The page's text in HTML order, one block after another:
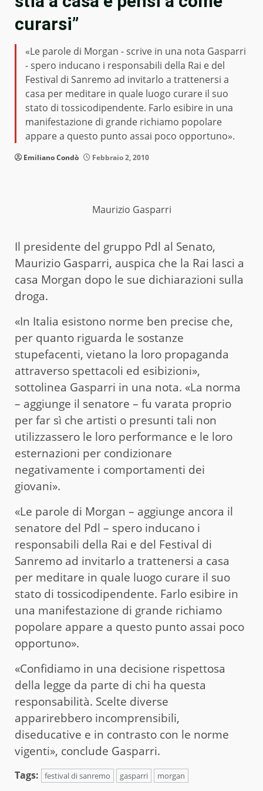
curarsi”
«Le parole di Morgan - scrive in una nota Gasparri
- spero inducano i responsabili della Rai e del
Festival di Sanremo ad invitarlo a trattenersi a
casa per meditare in quale luogo curare il suo
stato di tossicodipendente. Farlo esibire in una
manifestazione di grande richiamo popolare
appare a questo punto assai poco opportuno».
Emiliano Condò Febbraio 2, 2010
Maurizio Gasparri
Il presidente del gruppo Pdl al Senato,
Maurizio Gasparri, auspica che la Rai lasci a
casa Morgan dopo le sue dichiarazioni sulla
droga.
«In Italia esistono norme ben precise che,
per quanto riguarda le sostanze
stupefacenti, vietano la loro propaganda
attraverso spettacoli ed esibizioni»,
sottolinea Gasparri in una nota. «La norma
– aggiunge il senatore – fu varata proprio
per far sì che artisti o presunti tali non
utilizzassero le loro performance e le loro
esternazioni per condizionare
negativamente i comportamenti dei
giovani».
«Le parole di Morgan – aggiunge ancora il
senatore del Pdl – spero inducano i
responsabili della Rai e del Festival di
Sanremo ad invitarlo a trattenersi a casa
per meditare in quale luogo curare il suo
stato di tossicodipendente. Farlo esibire in
una manifestazione di grande richiamo
popolare appare a questo punto assai poco
opportuno».
«Confidiamo in una decisione rispettosa
della legge da parte di chi ha questa
responsabilità. Scelte diverse
apparirebbero incomprensibili,
diseducative e in contrasto con le norme
vigenti», conclude Gasparri.
Tags: festival di sanremo gasparri morgan